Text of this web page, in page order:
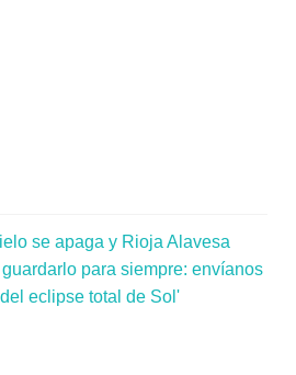
se apaga y Rioja Alavesa
para siempre: envíanos
eclipse total de Sol'